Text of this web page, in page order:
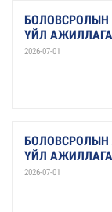
БОЛОВСРОЛЫН
ҮЙЛ
2026-07-01
БОЛОВСРОЛЫН
ҮЙЛ
2026-07-01